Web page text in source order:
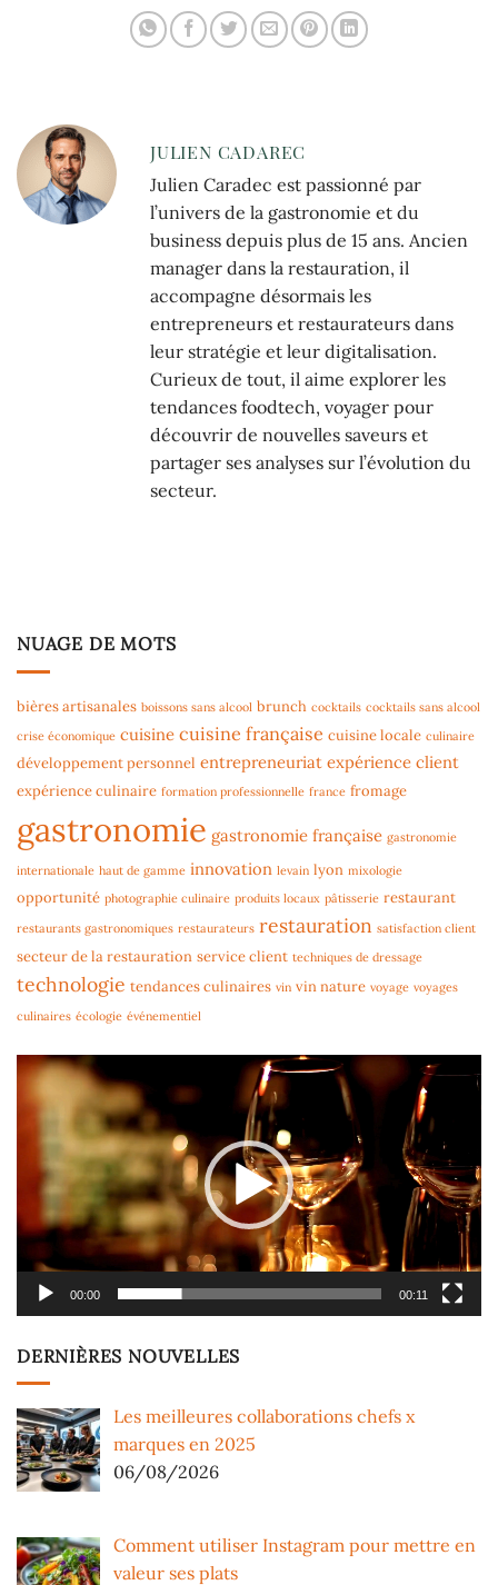
JULIEN CADAREC
Julien Caradec est passionné par
l’univers de la gastronomie et du
business depuis plus de 15 ans. Ancien
manager dans la restauration, il
accompagne désormais les
entrepreneurs et restaurateurs dans
leur stratégie et leur digitalisation.
Curieux de tout, il aime explorer les
tendances foodtech, voyager pour
découvrir de nouvelles saveurs et
partager ses analyses sur l’évolution du
secteur.
NUAGE DE MOTS
bières artisanales boissons sans alcool brunch cocktails cocktails sans alcool
crise économique cuisine cuisine française cuisine locale culinaire
développement personnel entrepreneuriat expérience client
expérience culinaire formation professionnelle france fromage
gastronomie gastronomie française gastronomie
internationale haut de gamme innovation levain lyon mixologie
opportunité photographie culinaire produits locaux pâtisserie restaurant
restaurants gastronomiques restaurateurs restauration satisfaction client
secteur de la restauration service client techniques de dressage
technologie tendances culinaires vin vin nature voyage voyages
culinaires écologie événementiel
Lecteur
vidéo
00:00 00:11
DERNIÈRES NOUVELLES
Les meilleures collaborations chefs x
marques en 2025
06/08/2026
Comment utiliser Instagram pour mettre en
valeur ses plats